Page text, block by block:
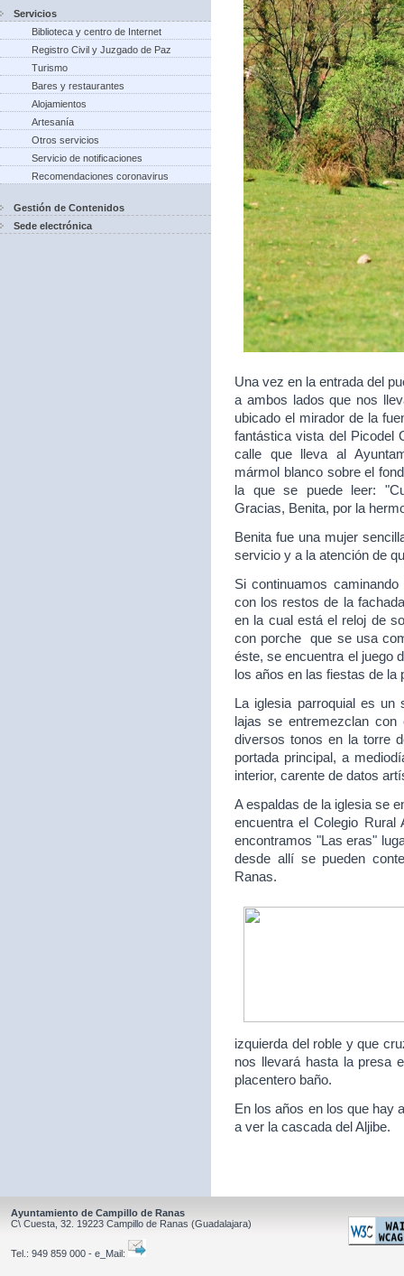
Servicios
Biblioteca y centro de Internet
Registro Civil y Juzgado de Paz
Turismo
Bares y restaurantes
Alojamientos
Artesanía
Otros servicios
Servicio de notificaciones
Recomendaciones coronavirus
Gestión de Contenidos
Sede electrónica
Una vez en la entrada del
a ambos lados que nos
ubicado el mirador de la
fantástica vista del Picodel
calle que lleva al
mármol blanco sobre el
la que se puede leer:
Gracias, Benita, por la
Benita fue una mujer
servicio y a la atención de
Si continuamos
con los restos de la
en la cual está el reloj de
con porche que se usa
éste, se encuentra el juego
los años en las fiestas de la
La iglesia parroquial es un
lajas se entremezclan
diversos tonos en la torre
portada principal, a
interior, carente de datos
A espaldas de la iglesia se
encuentra el Colegio Rural
encontramos "Las eras"
desde allí se pueden
Ranas.
izquierda del roble y que
nos llevará hasta la presa
placentero baño.
En los años en los que hay
a ver la cascada del Aljibe.
Ayuntamiento de Campillo de Ranas
C\ Cuesta, 32. 19223 Campillo de Ranas (Guadalajara)
Tel.: 949 859 000 - e_Mail: